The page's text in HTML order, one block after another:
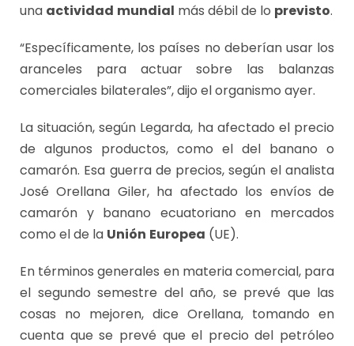
una actividad mundial más débil de lo previsto.
“Específicamente, los países no deberían usar los
aranceles para actuar sobre las balanzas
comerciales bilaterales”, dijo el organismo ayer.
La situación, según Legarda, ha afectado el precio
de algunos productos, como el del banano o
camarón. Esa guerra de precios, según el analista
José Orellana Giler, ha afectado los envíos de
camarón y banano ecuatoriano en mercados
como el de la Unión Europea (UE).
En términos generales en materia comercial, para
el segundo semestre del año, se prevé que las
cosas no mejoren, dice Orellana, tomando en
cuenta que se prevé que el precio del petróleo